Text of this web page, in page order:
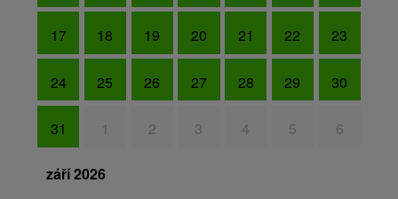
17 18 19 20 21 22 23
24 25 26 27 28 29 30
31 1 2 3 4 5 6
září 2026